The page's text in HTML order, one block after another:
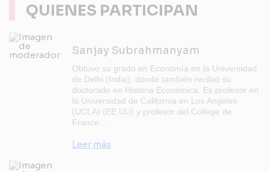
QUIENES PARTICIPAN
Sanjay Subrahmanyam
Obtuvo su grado en Economía en la Universidad
de Delhi (India), donde también recibió su
doctorado en Historia Económica. Es profesor en
la Universidad de California en Los Angeles
(UCLA) (EE.UU) y profesor del Collège de
France…
Leer más